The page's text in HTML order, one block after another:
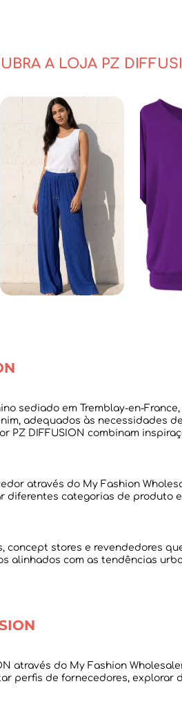
como é importante colaborar com
A LOJA PZ
sediado em Tremblay-en-
adequados às necessidades
PZ DIFFUSION combinam
através do My Fashion
diferentes categorias de produto
concept stores e revendedores
alinhados com as tendências
através do My Fashion
perfis de fornecedores,